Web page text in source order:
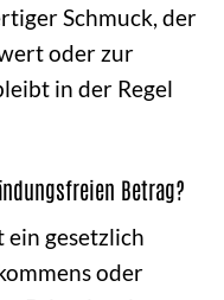
Schmuck, der
oder zur
in der Regel
Betrag?
ein gesetzlich
oder